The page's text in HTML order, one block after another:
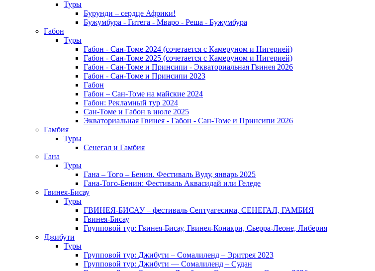
Туры
Бурунди – сердце Африки!
Бужумбура - Гитега - Мваро - Реша - Бужумбура
Габон
Туры
Габон - Сан-Томе 2024 (сочетается с Камеруном и Нигерией)
Габон - Сан-Томе 2025 (сочетается с Камеруном и Нигерией)
Габон - Сан-Томе и Принсипи - Экваториальная Гвинея 2026
Габон - Сан-Томе и Принсипи 2023
Габон
Габон – Сан-Томе на майские 2024
Габон: Рекламный тур 2024
Сан-Томе и Габон в июле 2025
Экваториальная Гвинея - Габон - Сан-Томе и Принсипи 2026
Гамбия
Туры
Сенегал и Гамбия
Гана
Туры
Гана – Того – Бенин. Фестиваль Вуду, январь 2025
Гана-Того-Бенин: Фестиваль Аквасидай или Геледе
Гвинея-Бисау
Туры
ГВИНЕЯ-БИСАУ – фестиваль Септуагесима, СЕНЕГАЛ, ГАМБИЯ
Гвинея-Бисау
Групповой тур: Гвинея-Бисау, Гвинея-Конакри, Сьерра-Леоне, Либерия
Джибути
Туры
Групповой тур: Джибути – Cомалиленд – Эритрея 2023
Групповой тур: Джибути — Сомалиленд – Судан